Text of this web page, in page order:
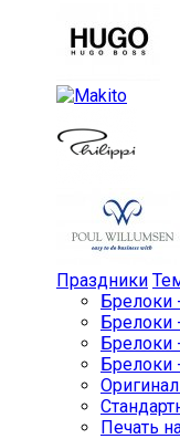
Праздники
Брелоки
Брелоки
Брелоки
Брелоки
Печать